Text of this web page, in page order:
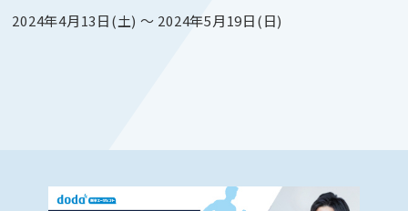
2024年4月13日(土) 〜 2024年5月19日(日)